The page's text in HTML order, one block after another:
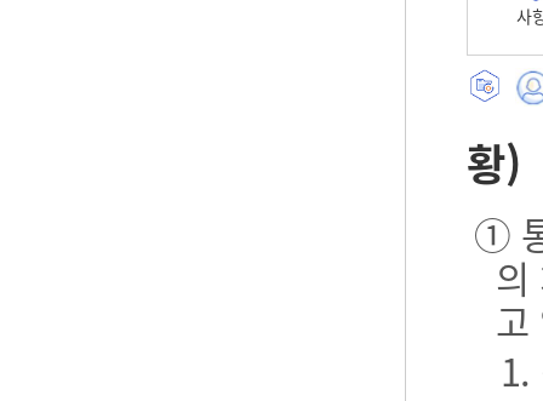
사
황)
①
의
고
1.